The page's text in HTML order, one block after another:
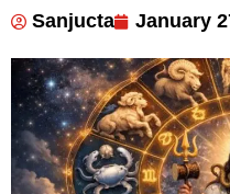
Sanjucta January